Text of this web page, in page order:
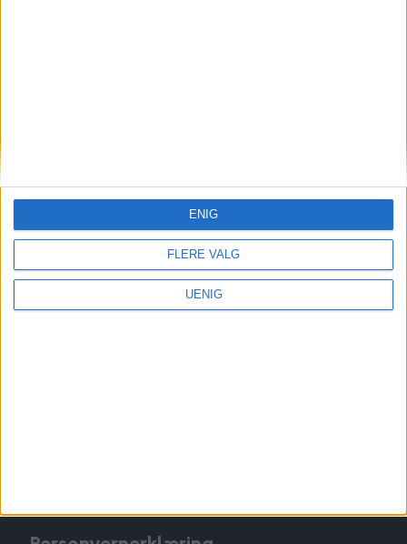
FLERE VALG
UENIG
ENIG
tips@vartoslo.no
ABONNEMENT
abonnement@vartoslo.no